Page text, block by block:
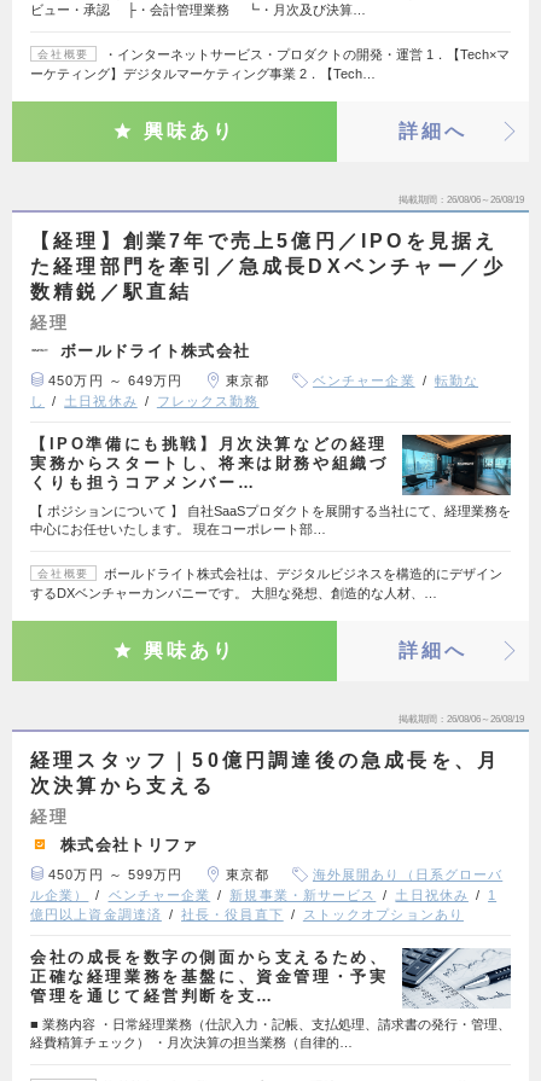
ビュー・承認 ├・会計管理業務 ┗・月次及び決算…
会社概要
・インターネットサービス・プロダクトの開発・運営 1．【Tech×マ
ーケティング】デジタルマーケティング事業 2．【Tech…
興味あり 詳細へ
掲載期間 26/08/06～26/08/19
【経理】創業7年で売上5億円／IPOを見据え
た経理部門を牽引／急成長DXベンチャー／少
数精鋭／駅直結
経理
ボールドライト株式会社
450万円 ～ 649万円 東京都 ベンチャー企業
転勤な
し
土日祝休み フレックス勤務
【IPO準備にも挑戦】月次決算などの経理
実務からスタートし、将来は財務や組織づ
くりも担うコアメンバー…
【 ポジションについて 】 自社SaaSプロダクトを展開する当社にて、経理業務を
中心にお任せいたします。 現在コーポレート部…
会社概要
ボールドライト株式会社は、デジタルビジネスを構造的にデザイン
するDXベンチャーカンパニーです。 大胆な発想、創造的な人材、…
興味あり 詳細へ
掲載期間 26/08/06～26/08/19
経理スタッフ｜50億円調達後の急成長を、月
次決算から支える
経理
株式会社トリファ
450万円 ～ 599万円 東京都
海外展開あり（日系グローバ
ル企業）
ベンチャー企業 新規事業・新サービス 土日祝休み
1
億円以上資金調達済
社長・役員直下 ストックオプションあり
会社の成長を数字の側面から支えるため、
正確な経理業務を基盤に、資金管理・予実
管理を通じて経営判断を支…
■ 業務内容 ・日常経理業務（仕訳入力・記帳、支払処理、請求書の発行・管理、
経費精算チェック） ・月次決算の担当業務（自律的…